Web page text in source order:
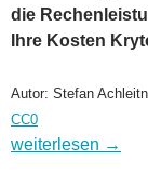
die
Ihre Kosten
Autor: Stefan
CC0
Kryptomining –
weiterlesen →